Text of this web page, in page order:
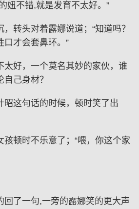
妞不错,就是发育不太好。”
转头对着露娜说道；“知道吗？
口才会套鼻环。”
太好，一个莫名其妙的家伙，谁
己身材？
昭这句话的时候，顿时笑了出
孩顿时不乐意了；“喂，你这个家
回了一句,一旁的露娜笑的更大声